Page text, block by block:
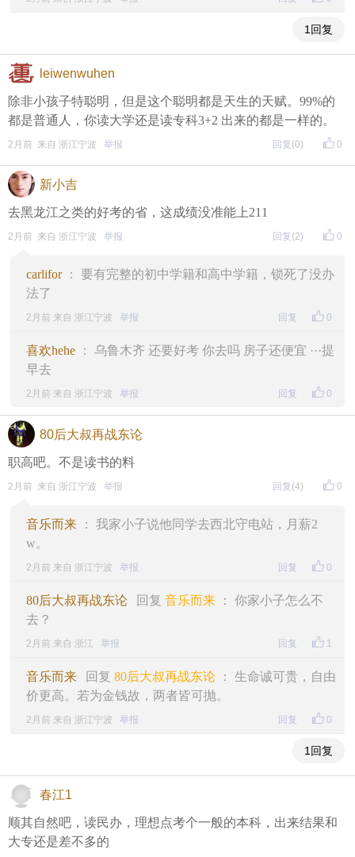
1回复
leiwenwuhen
除非小孩子特聪明，但是这个聪明都是天生的天赋。99%的
都是普通人，你读大学还是读专科3+2 出来的都是一样的。
0
2月前 来自 浙江宁波 举报 回复 (0)
新小吉
去黑龙江之类的好考的省，这成绩没准能上211
0
2月前 来自 浙江宁波 举报 回复 (2)
carlifor： 要有完整的初中学籍和高中学籍，锁死了没办
法了
0
2月前 来自 浙江宁波 举报 回复
喜欢hehe ： 乌鲁木齐 还要好考 你去吗 房子还便宜 ···提
早去
0
2月前 来自 浙江宁波 举报 回复
80后大叔再战东论
职高吧。不是读书的料
0
2月前 来自 浙江宁波 举报 回复 (4)
音乐而来 ： 我家小子说他同学去西北守电站，月薪2
w。
0
2月前 来自 浙江宁波 举报 回复
80后大叔再战东论 回复 音乐而来 ： 你家小子怎么不
去？
1
2月前 来自 浙江 举报 回复
音乐而来 回复 80后大叔再战东论 ： 生命诚可贵，自由
价更高。若为金钱故，两者皆可抛。
0
2月前 来自 浙江宁波 举报 回复
1回复
春江1
顺其自然吧，读民办，理想点考个一般的本科，出来结果和
大专还是差不多的